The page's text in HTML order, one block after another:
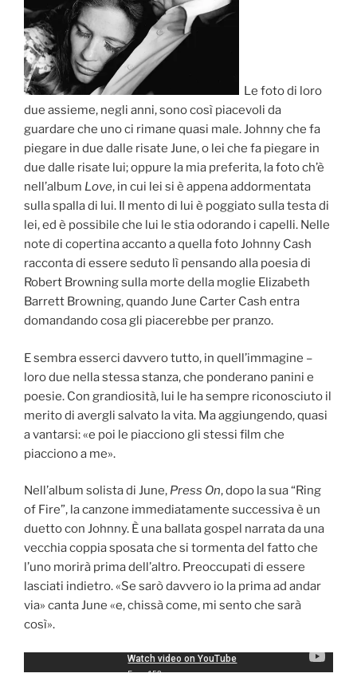
Le foto di loro
due assieme, negli anni, sono così piacevoli da
guardare che uno ci rimane quasi male. Johnny che fa
piegare in due dalle risate June, o lei che fa piegare in
due dalle risate lui; oppure la mia preferita, la foto ch’è
nell’album Love, in cui lei si è appena addormentata
sulla spalla di lui. Il mento di lui è poggiato sulla testa di
lei, ed è possibile che lui le stia odorando i capelli. Nelle
note di copertina accanto a quella foto Johnny Cash
racconta di essere seduto lì pensando alla poesia di
Robert Browning sulla morte della moglie Elizabeth
Barrett Browning, quando June Carter Cash entra
domandando cosa gli piacerebbe per pranzo.
E sembra esserci davvero tutto, in quell’immagine –
loro due nella stessa stanza, che ponderano panini e
poesie. Con grandiosità, lui le ha sempre riconosciuto il
merito di avergli salvato la vita. Ma aggiungendo, quasi
a vantarsi: «e poi le piacciono gli stessi film che
piacciono a me».
Nell’album solista di June, Press On, dopo la sua “Ring
of Fire”, la canzone immediatamente successiva è un
duetto con Johnny. È una ballata gospel narrata da una
vecchia coppia sposata che si tormenta del fatto che
l’uno morirà prima dell’altro. Preoccupati di essere
lasciati indietro. «Se sarò davvero io la prima ad andar
via» canta June «e, chissà come, mi sento che sarà
così».